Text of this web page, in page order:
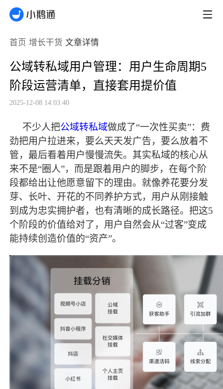
首页 增长干货 文章详情
公域转私域用户管理：用户生命周期5
阶段运营清单，直接套用提价值
2025-12-08 14:03:40
不少人把公域转私域做成了“一次性买卖”：费
劲把用户拉进来，要么天天发广告，要么放着不
管， 最后看着用户慢慢流失。其实私域的核心从
来不是“圈人”，而是跟着用户的脚步，在每个阶
段都给出让他愿意留下的理由。就像养花要分发
芽、长叶、开花的不同养护方式，用户从刚接触
到成为忠实拥护者，也有清晰的成长路径。把这5
个阶段的价值给对了，用户自然会从“过客”变成
能持续创造价值的“资产”。